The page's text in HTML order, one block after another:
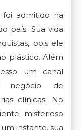
foi admitido na
país. Sua vida
pois ele
plástico. Além
um canal
negócio de
clínicas. No
misterioso
instante, sua